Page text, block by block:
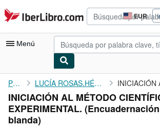
Pasar al contenido principal
IberLibro.com EUR
de
compra
del
Menú
Mi cuenta
Consultar mis pedidos
Búsqueda avanzada
Portada LUCÍA ROSAS.HÉCTOR G. RIVEROS.
INICIACIÓN AL MÉTODO
EXPERIMENTAL.
blanda)